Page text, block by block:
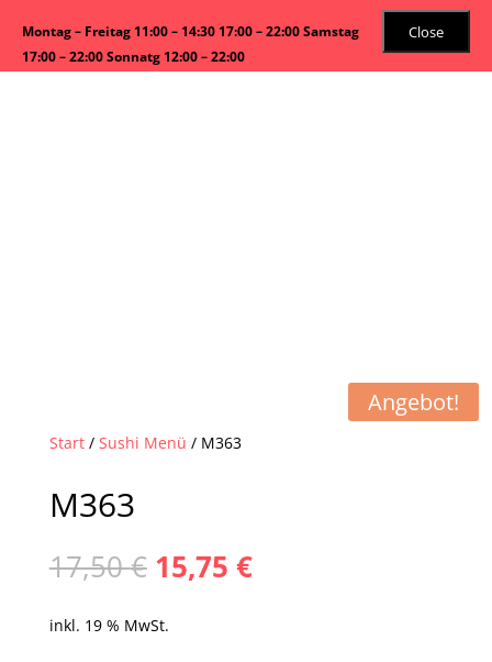
Montag – Freitag 11:00 – 14:30 17:00 – 22:00 Samstag
17:00 – 22:00 Sonnatg 12:00 – 22:00
Close
Angebot!
Start/ Sushi Menü / M363
M363
17,50€ Ursprünglicher
Preis
war:
17,50 €
15,75 €Aktueller
Preis
inkl. 19 % MwSt.